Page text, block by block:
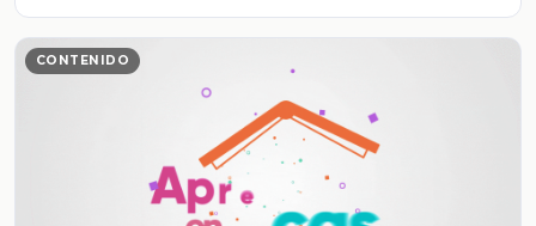
CONTENIDO